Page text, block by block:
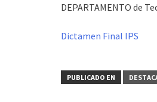
DEPARTAMENTO de
Dictamen Final IPS
PUBLICADO EN